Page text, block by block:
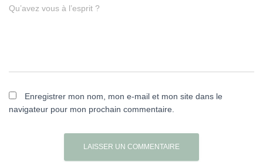
Qu’avez vous à l’esprit ?
Enregistrer mon nom, mon e-mail et mon site dans le
navigateur pour mon prochain commentaire.